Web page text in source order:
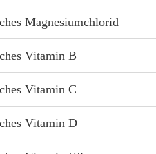
Magnesiumchlorid
Vitamin B
Vitamin C
Vitamin D